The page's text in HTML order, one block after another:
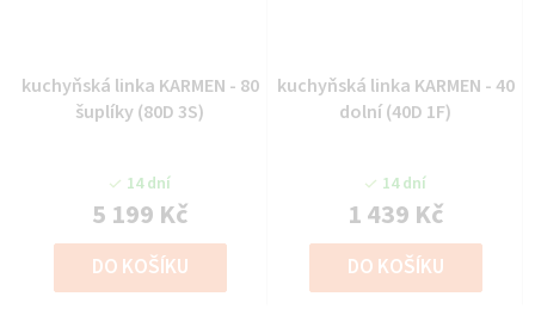
kuchyňská linka KARMEN - 80
šuplíky (80D 3S)
14 dní
5 199 Kč
DO KOŠÍKU
kuchyňská linka KARMEN - 40
dolní (40D 1F)
14 dní
1 439 Kč
DO KOŠÍKU